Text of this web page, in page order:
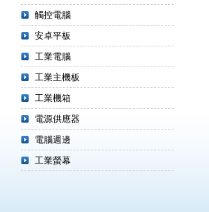
觸控電腦
安卓平板
工業電腦
工業主機板
工業機箱
電源供應器
電腦週邊
工業螢幕